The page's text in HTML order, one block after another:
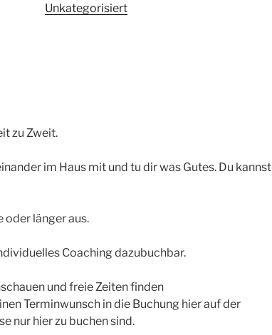
Unkategorisiert
zu Zweit.
im Haus mit und tu dir was Gutes. Du kannst
oder länger aus.
Coaching dazubuchbar.
und freie Zeiten finden
Terminwunsch in die Buchung hier auf der
nur hier zu buchen sind.